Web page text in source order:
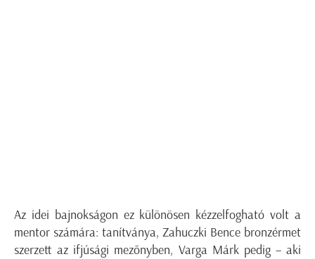
Az idei bajnokságon ez különösen kézzelfogható volt a
mentor számára: tanítványa, Zahuczki Bence bronzérmet
szerzett az ifjúsági mezőnyben, Varga Márk pedig – aki